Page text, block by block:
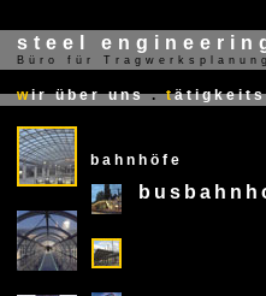
steel
Büro für
wir über uns . t
bahnhöfe
X